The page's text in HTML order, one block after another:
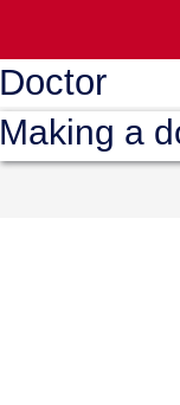
Doctor
Making a